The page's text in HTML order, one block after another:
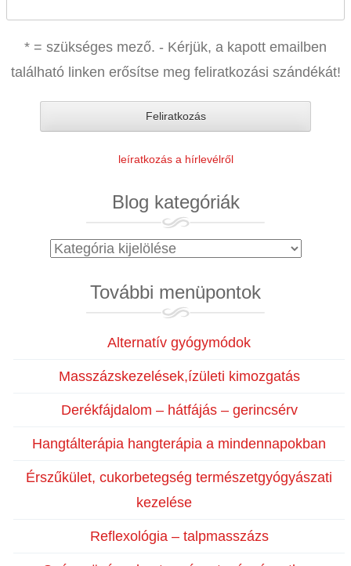
* = szükséges mező. - Kérjük, a kapott emailben
található linken erősítse meg feliratkozási szándékát!
leíratkozás a hírlevélről
Blog kategóriák
Blog
További menüpontok
Alternatív gyógymódok
Masszázskezelések,ízületi kimozgatás
Derékfájdalom – hátfájás – gerincsérv
Hangtálterápia hangterápia a mindennapokban
Érszűkület, cukorbetegség természetgyógyászati
kezelése
Reflexológia – talpmasszázs